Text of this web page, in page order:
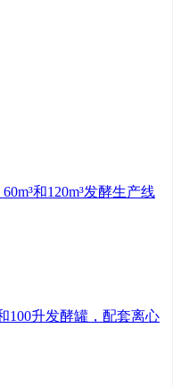
和120m³发酵生产线
100升发酵罐，配套离心